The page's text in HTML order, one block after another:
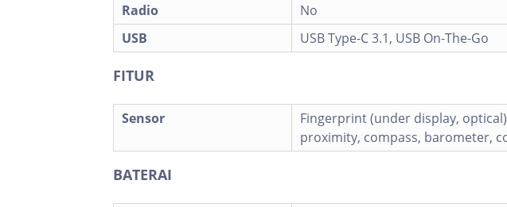
Radio
No
USB
USB Type-C 3.1, USB On-The-Go
FITUR
Sensor
Fingerprint (under display,
proximity, compass, barometer,
BATERAI